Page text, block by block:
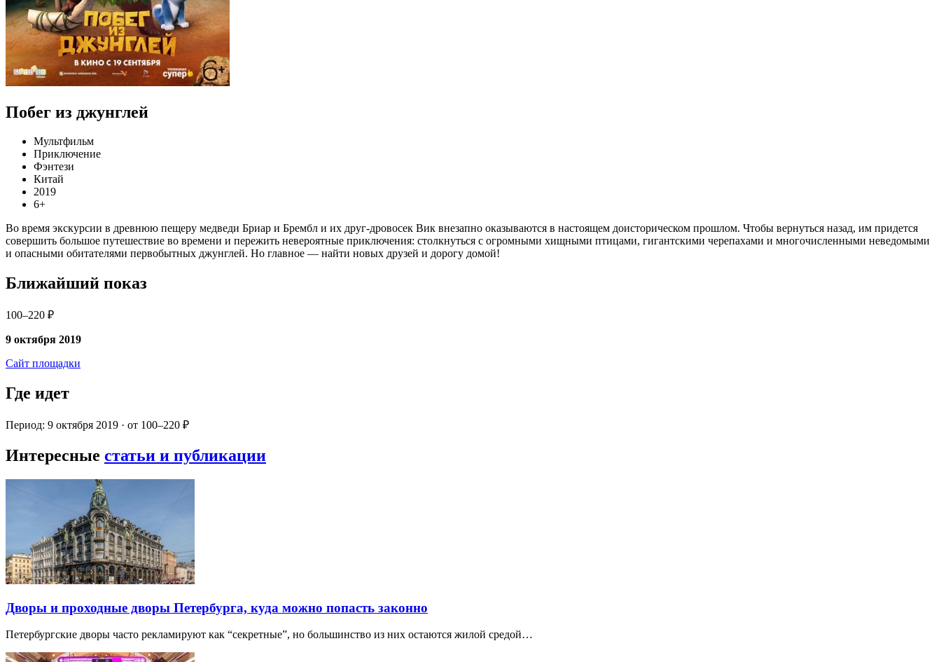
Побег из джунглей
Мультфильм
Приключение
Фэнтези
Китай
2019
6+
Во время экскурсии в древнюю пещеру медведи Бриар и Брембл и их друг-дровосек Вик внезапно оказываются в настоящем доисторическом прошлом. Чтобы вернуться назад, им придется
совершить большое путешествие во времени и пережить невероятные приключения: столкнуться с огромными хищными птицами, гигантскими черепахами и многочисленными неведомыми
и опасными обитателями первобытных джунглей. Но главное — найти новых друзей и дорогу домой!
Ближайший показ
100–220 ₽
9 октября 2019
Сайт площадки
Где идет
Период: 9 октября 2019 · от 100–220 ₽
Интересные статьи и публикации
Дворы и проходные дворы Петербурга, куда можно попасть законно
Петербургские дворы часто рекламируют как “секретные”, но большинство из них остаются жилой средой…